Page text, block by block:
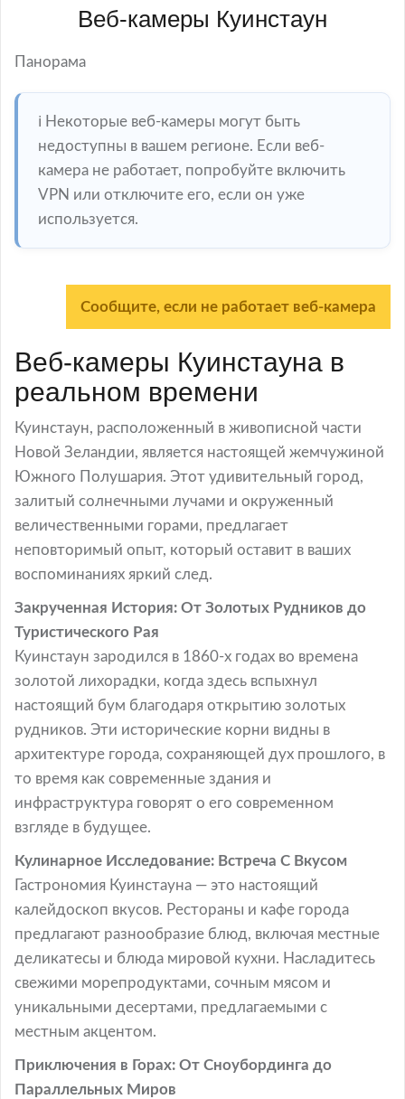
Веб-камеры Куинстаун
Панорама
ℹ️ Некоторые веб-камеры могут быть
недоступны в вашем регионе. Если веб-
камера не работает, попробуйте включить
VPN или отключите его, если он уже
используется.
Сообщите, если не работает веб-камера
Веб-камеры Куинстауна в
реальном времени
Куинстаун, расположенный в живописной части
Новой Зеландии, является настоящей жемчужиной
Южного Полушария. Этот удивительный город,
залитый солнечными лучами и окруженный
величественными горами, предлагает
неповторимый опыт, который оставит в ваших
воспоминаниях яркий след.
Закрученная История: От Золотых Рудников до
Туристического Рая
Куинстаун зародился в 1860-х годах во времена
золотой лихорадки, когда здесь вспыхнул
настоящий бум благодаря открытию золотых
рудников. Эти исторические корни видны в
архитектуре города, сохраняющей дух прошлого, в
то время как современные здания и
инфраструктура говорят о его современном
взгляде в будущее.
Кулинарное Исследование: Встреча С Вкусом
Гастрономия Куинстауна — это настоящий
калейдоскоп вкусов. Рестораны и кафе города
предлагают разнообразие блюд, включая местные
деликатесы и блюда мировой кухни. Насладитесь
свежими морепродуктами, сочным мясом и
уникальными десертами, предлагаемыми с
местным акцентом.
Приключения в Горах: От Сноубординга до
Параллельных Миров